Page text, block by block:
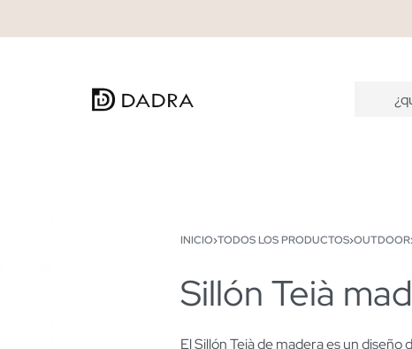
INICIO›TODOS LOS PRODUCTOS›OUTDOOR
Sillón Teià
El Sillón Teià de madera es un